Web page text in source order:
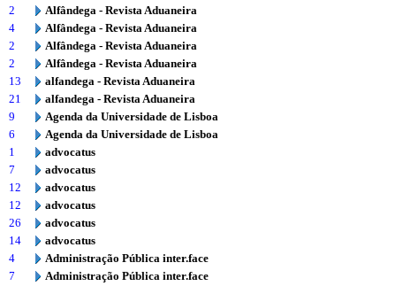
2
Alfândega - Revista Aduaneira
4
Alfândega - Revista Aduaneira
2
Alfândega - Revista Aduaneira
2
Alfândega - Revista Aduaneira
13
alfandega - Revista Aduaneira
21
alfandega - Revista Aduaneira
9
Agenda da Universidade de Lisboa
6
Agenda da Universidade de Lisboa
1
advocatus
7
advocatus
12
advocatus
12
advocatus
26
advocatus
14
advocatus
4
Administração Pública inter.face
7
Administração Pública inter.face